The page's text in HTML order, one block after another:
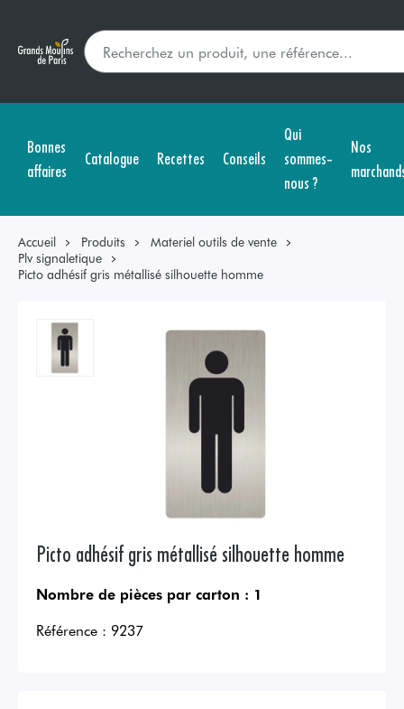
Bonnes
affaires
Catalogue Recettes Conseils
Qui
sommes-
nous ?
Nos
Accueil Produits
Materiel outils de vente
Plv signaletique
Picto adhésif gris métallisé silhouette homme
Picto adhésif gris métallisé silhouette homme
Nombre de pièces par carton : 1
Référence : 9237